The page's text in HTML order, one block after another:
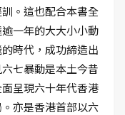
。這也配合本書全
一年的大大小小動
時代，成功締造出
七暴動是本土今昔
呈現六十年代香港
亦是香港首部以六